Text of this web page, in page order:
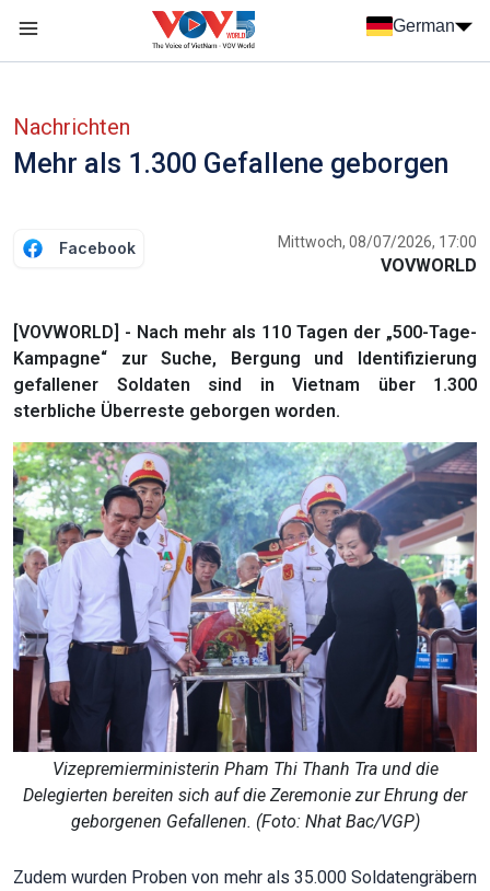
German
Nachrichten
Mehr als 1.300 Gefallene geborgen
Facebook Mittwoch, 08/07/2026, 17:00
VOVWORLD
[VOVWORLD] - Nach mehr als 110 Tagen der „500-Tage-
Kampagne“ zur Suche, Bergung und Identifizierung
gefallener Soldaten sind in Vietnam über 1.300
sterbliche Überreste geborgen worden.
Vizepremierministerin Pham Thi Thanh Tra und die
Delegierten bereiten sich auf die Zeremonie zur Ehrung der
geborgenen Gefallenen. (Foto: Nhat Bac/VGP)
Zudem wurden Proben von mehr als 35.000 Soldatengräbern